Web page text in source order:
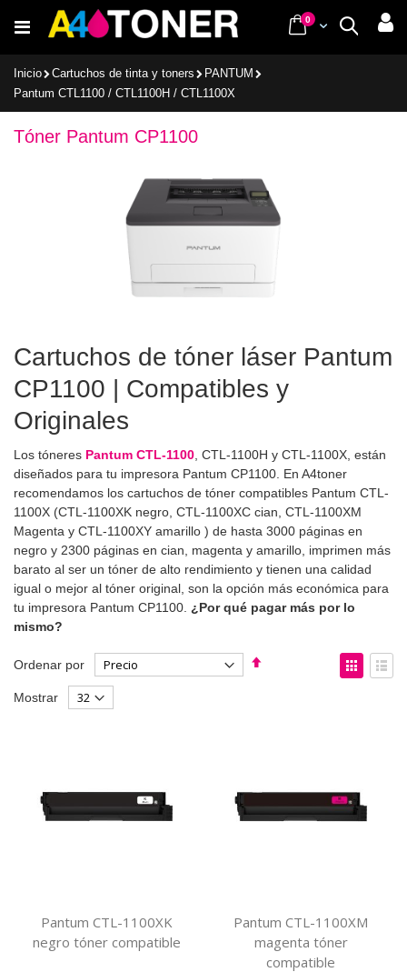
al
Buscar
Cart
0items
Inicio Cartuchos de tinta y toners
PANTUM
Pantum CTL1100 / CTL1100H / CTL1100X
Tóner Pantum CP1100
Cartuchos de tóner láser Pantum
CP1100 | Compatibles y
Originales
Los tóneres Pantum CTL-1100 , CTL-1100H y CTL-1100X, están
diseñados para tu impresora Pantum CP1100. En A4toner
recomendamos los cartuchos de tóner compatibles Pantum CTL-
1100X (CTL-1100XK negro, CTL-1100XC cian, CTL-1100XM
Magenta y CTL-1100XY amarillo ) de hasta 3000 páginas en
negro y 2300 páginas en cian, magenta y amarillo, imprimen más
barato al ser un tóner de alto rendimiento y tienen una calidad
igual o mejor al tóner original, son la opción más económica para
tu impresora Pantum CP1100. ¿Por qué pagar más por lo
mismo?
Ordenar por
Fijar
Ver
como
Mostrar
Pantum CTL-1100XK
negro tóner compatible
Pantum CTL-1100XM
magenta tóner
compatible